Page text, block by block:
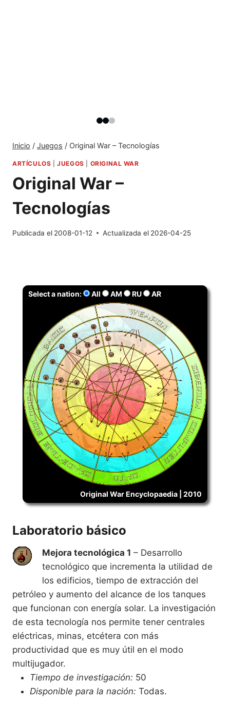
Inicio / Juegos / Original War – Tecnologías
ARTÍCULOS |JUEGOS ORIGINAL WAR
Original War –
Tecnologías
Publicada el 2008-01-12 Actualizada el 2026-04-25
Select a nation: All AM RU AR
Original War Encyclopaedia | 2010
Laboratorio básico
Mejora tecnológica 1 – Desarrollo
tecnológico que incrementa la utilidad de
los edificios, tiempo de extracción del
petróleo y aumento del alcance de los tanques
que funcionan con energía solar. La investigación
de esta tecnología nos permite tener centrales
eléctricas, minas, etcétera con más
productividad que es muy útil en el modo
multijugador.
Tiempo de investigación: 50
Disponible para la nación: Todas.